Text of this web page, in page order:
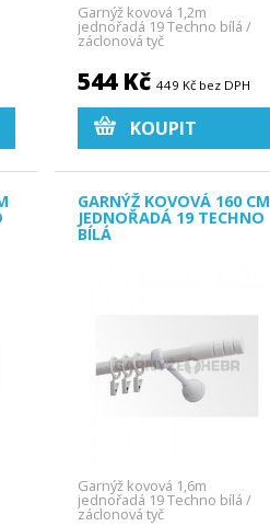
Garnýž kovová 1,2m
jednořadá 19 Techno bílá /
záclonová tyč
544 Kč 449 Kč bez DPH
KOUPIT
GARNÝŽ KOVOVÁ 160 CM
JEDNOŘADÁ 19 TECHNO
BÍLÁ
Garnýž kovová 1,6m
jednořadá 19 Techno bílá /
záclonová tyč